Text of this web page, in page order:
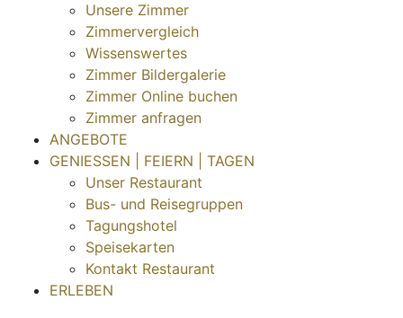
Unsere Zimmer
Zimmervergleich
Wissenswertes
Zimmer Bildergalerie
Zimmer Online buchen
Zimmer anfragen
ANGEBOTE
GENIESSEN | FEIERN | TAGEN
Unser Restaurant
Bus- und Reisegruppen
Tagungshotel
Speisekarten
Kontakt Restaurant
ERLEBEN